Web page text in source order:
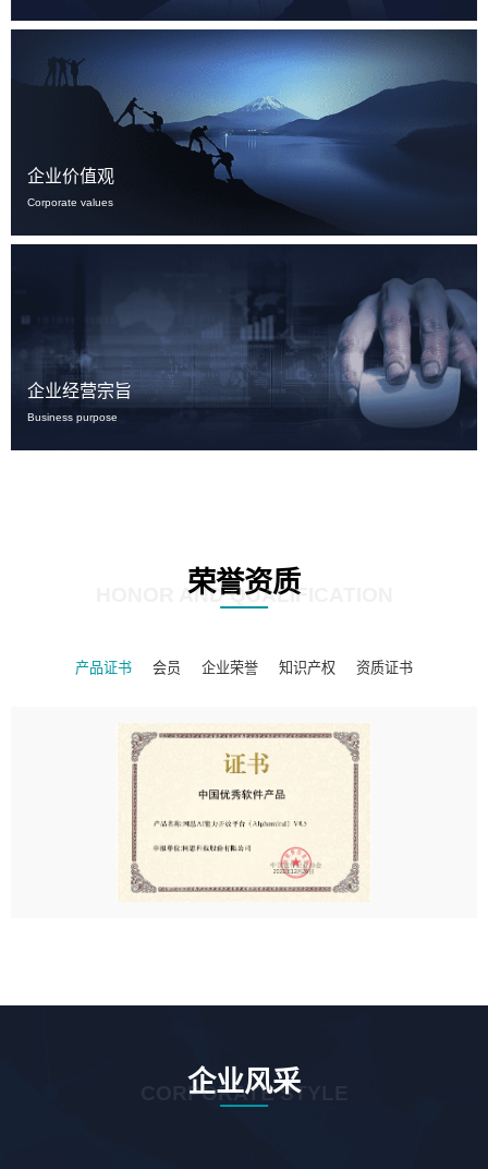
企业价值观
Corporate values
企业经营宗旨
Business purpose
荣誉资质
HONOR AND QUALIFICATION
产品证书 会员 企业荣誉 知识产权 资质证书
企业风采
CORPORATE STYLE